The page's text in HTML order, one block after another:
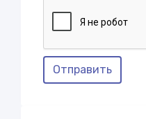
Отправить